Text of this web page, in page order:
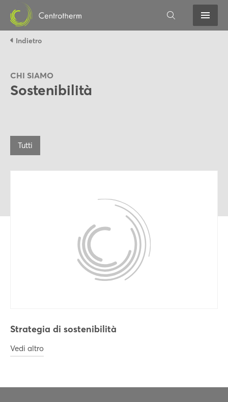
Indietro
CHI SIAMO
Sostenibilità
Tutti
Strategia di sostenibilità
Vedi altro